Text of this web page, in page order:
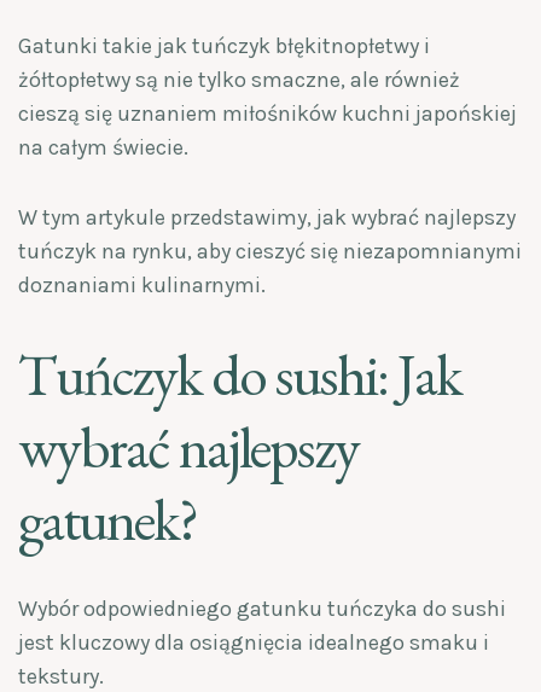
Gatunki takie jak tuńczyk błękitnopłetwy i
żółtopłetwy są nie tylko smaczne, ale również
cieszą się uznaniem miłośników kuchni japońskiej
na całym świecie.
W tym artykule przedstawimy, jak wybrać najlepszy
tuńczyk na rynku, aby cieszyć się niezapomnianymi
doznaniami kulinarnymi.
Tuńczyk do sushi: Jak
wybrać najlepszy
gatunek?
Wybór odpowiedniego gatunku tuńczyka do sushi
jest kluczowy dla osiągnięcia idealnego smaku i
tekstury.